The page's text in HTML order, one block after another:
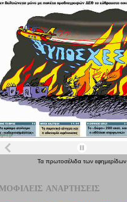
Τα πρωτοσέλιδα των εφημερίδων
ΑΝΑΡΤΉΣΕΙΣ